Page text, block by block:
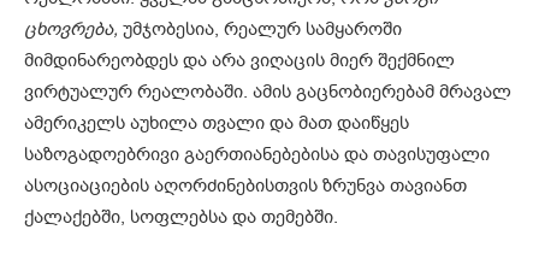
ცხოვრება, უმჯობესია, რეალურ სამყაროში
მიმდინარეობდეს და არა ვიღაცის მიერ შექმნილ
ვირტუალურ რეალობაში. ამის გაცნობიერებამ მრავალ
ამერიკელს აუხილა თვალი და მათ დაიწყეს
საზოგადოებრივი გაერთიანებებისა და თავისუფალი
ასოციაციების აღორძინებისთვის ზრუნვა თავიანთ
ქალაქებში, სოფლებსა და თემებში.